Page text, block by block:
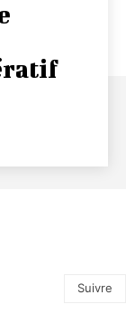
Suivre